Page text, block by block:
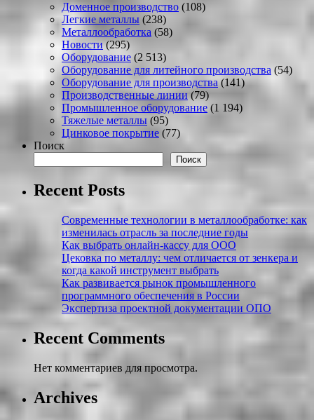
Доменное производство (108)
Легкие металлы (238)
Металлообработка (58)
Новости(295)
Оборудование (2 513)
Оборудование для литейного производства (54)
Оборудование для производства(141)
Производственные линии (79)
Промышленное оборудование (1 194)
Тяжелые металлы (95)
Цинковое покрытие (77)
Поиск
Поиск
Recent Posts
Современные технологии в металлообработке: как
изменилась отрасль за последние годы
Как выбрать онлайн-кассу для ООО
Цековка по металлу: чем отличается от зенкера и
когда какой инструмент выбрать
Как развивается рынок промышленного
программного обеспечения в России
Экспертиза проектной документации ОПО
Recent Comments
Нет комментариев для просмотра.
Archives